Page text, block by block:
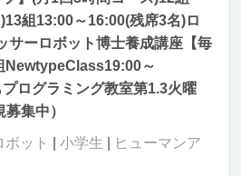
組13:00～16:00(残席3名)ロ
サーロボット博士養成講座【毎
NewtypeClass19:00～
ログラミング教室第1.3火曜
集中）
ボット 小学生
ヒューマンア